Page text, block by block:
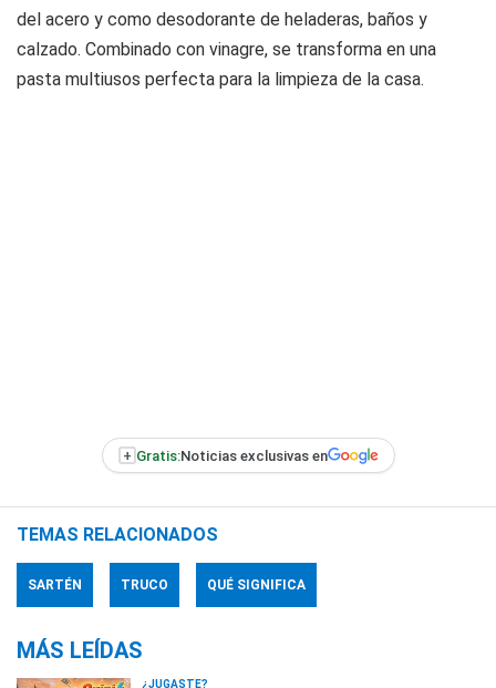
del acero y como desodorante de heladeras, baños y
calzado. Combinado con vinagre, se transforma en una
pasta multiusos perfecta para la limpieza de la casa.
+ Gratis:Noticias exclusivas en
TEMAS RELACIONADOS
SARTÉN TRUCO QUÉ SIGNIFICA
MÁS LEÍDAS
¿JUGASTE?